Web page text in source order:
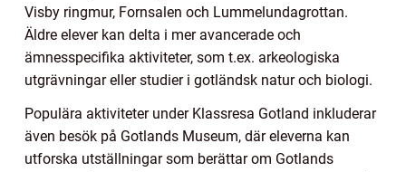
Visby ringmur, Fornsalen och Lummelundagrottan.
Äldre elever kan delta i mer avancerade och
ämnesspecifika aktiviteter, som t.ex. arkeologiska
utgrävningar eller studier i gotländsk natur och biologi.
Populära aktiviteter under Klassresa Gotland inkluderar
även besök på Gotlands Museum, där eleverna kan
utforska utställningar som berättar om Gotlands